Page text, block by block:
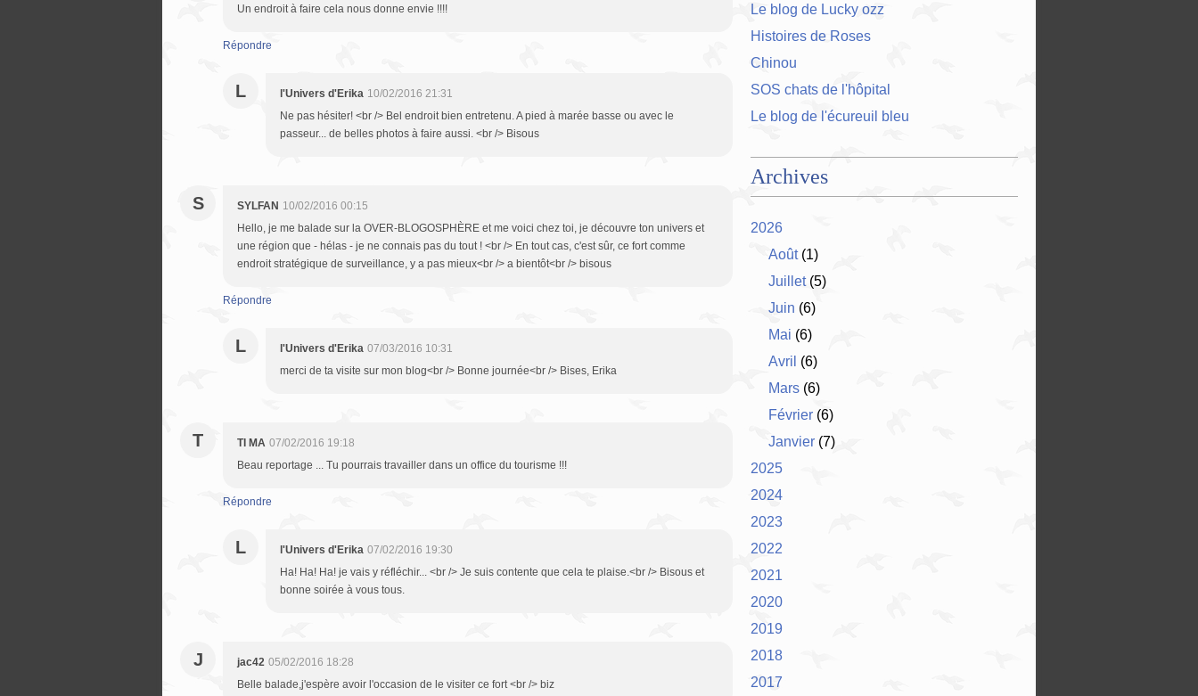
Un endroit à faire cela nous donne envie !!!!
Répondre
L l'Univers d'Erika 10/02/2016 21:31
Ne pas hésiter! <br /> Bel endroit bien entretenu. A pied à marée basse ou avec le
passeur... de belles photos à faire aussi. <br /> Bisous
S SYLFAN 10/02/2016 00:15
Hello, je me balade sur la OVER-BLOGOSPHÈRE et me voici chez toi, je découvre ton univers et
une région que - hélas - je ne connais pas du tout ! <br /> En tout cas, c'est sûr, ce fort comme
endroit stratégique de surveillance, y a pas mieux<br /> a bientôt<br /> bisous
Répondre
L l'Univers d'Erika 07/03/2016 10:31
merci de ta visite sur mon blog<br /> Bonne journée<br /> Bises, Erika
T TI MA 07/02/2016 19:18
Beau reportage ... Tu pourrais travailler dans un office du tourisme !!!
Répondre
L l'Univers d'Erika 07/02/2016 19:30
Ha! Ha! Ha! je vais y réfléchir... <br /> Je suis contente que cela te plaise.<br /> Bisous et
bonne soirée à vous tous.
J jac42 05/02/2016 18:28
Belle balade,j'espère avoir l'occasion de le visiter ce fort <br /> biz
Le blog de Lucky ozz
Histoires de Roses
Chinou
SOS chats de l'hôpital
Le blog de l'écureuil bleu
Archives
2026
Août(1)
Juillet(5)
Juin (6)
Mai (6)
Avril (6)
Mars (6)
Février (6)
Janvier (7)
2025
2024
2023
2022
2021
2020
2019
2018
2017